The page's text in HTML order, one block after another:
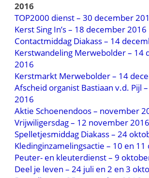
2016
TOP2000 dienst – 30 december
Kerst Sing In’s – 18 december 2016
Contactmiddag Diakass – 14
Kerstwandeling Merwebolder – 14
2016
Kerstmarkt Merwebolder – 14
Afscheid organist Bastiaan v.d. Pijl
2016
Aktie Schoenendoos – november
Vrijwiligersdag – 12 november 2016
Spelletjesmiddag Diakass – 24
Kledinginzamelingsactie – 10 en
Peuter- en kleuterdienst – 9
Deel je leven – 24 juli en 2 en 3